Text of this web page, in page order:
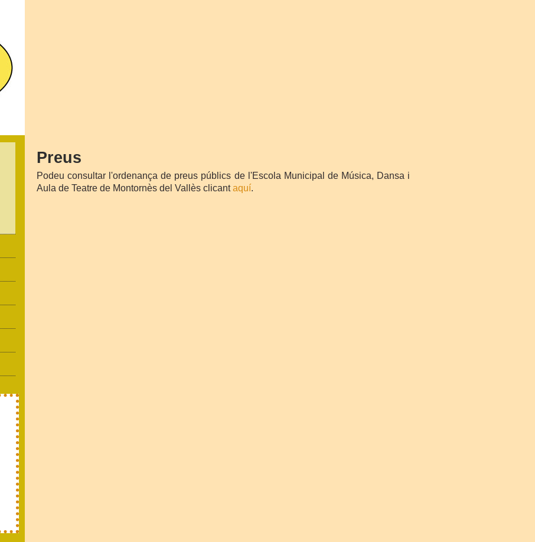
Preus
Podeu consultar l'ordenança de preus públics de l'Escola Municipal de Música, Dansa i
Aula de Teatre de Montornès del Vallès clicantaquí.